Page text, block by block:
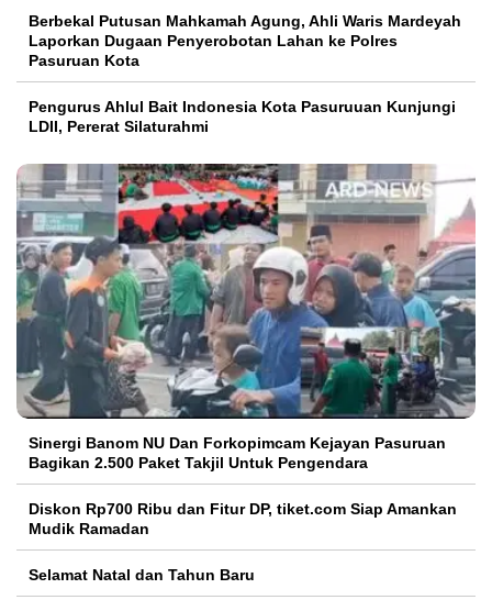
Berbekal Putusan Mahkamah Agung, Ahli Waris Mardeyah
Laporkan Dugaan Penyerobotan Lahan ke Polres
Pasuruan Kota
Pengurus Ahlul Bait Indonesia Kota Pasuruuan Kunjungi
LDII, Pererat Silaturahmi
Sinergi Banom NU Dan Forkopimcam Kejayan Pasuruan
Bagikan 2.500 Paket Takjil Untuk Pengendara
Diskon Rp700 Ribu dan Fitur DP, tiket.com Siap Amankan
Mudik Ramadan
Selamat Natal dan Tahun Baru